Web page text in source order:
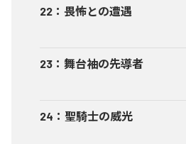
22 ： 畏怖との遭遇
23 ： 舞台袖の先導者
24 ： 聖騎士の威光